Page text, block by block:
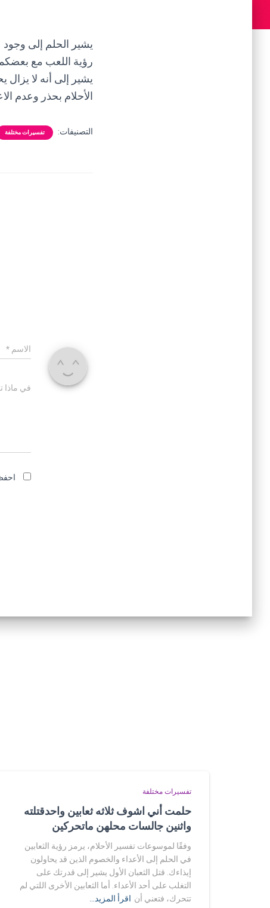
يشير الحلم إلى وجود
رؤية اللعب مع
يشير إلى أنه لا
الأحلام بحذر وعدم
التصنيفات: تفسيرات مختلفة
الاسم *
في ماذا
تفسيرات مختلفة
حلمت أني اشوف ثلاثه ثعابين واحدقتلته
واثنين جالسات محلهن ماتحركين
وفقًا لموسوعات تفسير الأحلام، يرمز رؤية الثعابين
في الحلم إلى الأعداء والخصوم الذين قد يحاولون
إيذاءك. قتل الثعبان الأول يشير إلى قدرتك على
التغلب على أحد الأعداء. أما الثعابين الأخرى اللتي لم
تتحرك، فتعني أن اقرأ المزيد…